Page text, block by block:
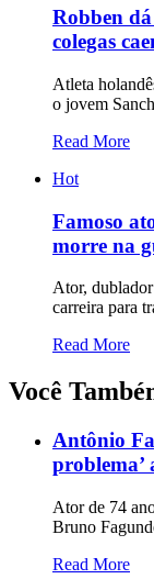
Robben
colegas
Atleta
o jovem
Read More
Hot
Famoso
morre na
Ator,
carreira para
Read More
Você
Antônio
problema’
Ator de 74
Bruno
Read More